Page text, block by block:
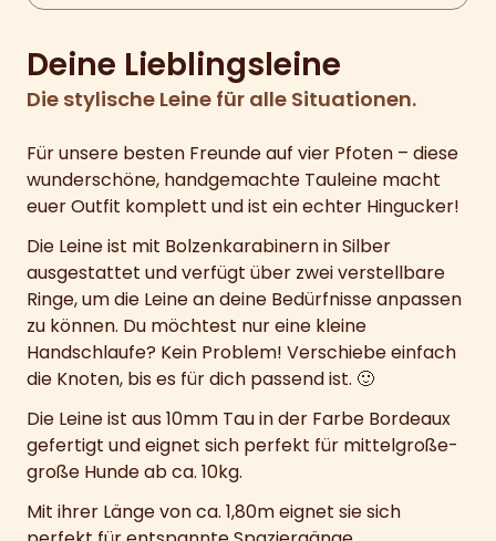
Deine Lieblingsleine
Die stylische Leine für alle Situationen.
Für unsere besten Freunde auf vier Pfoten – diese
wunderschöne, handgemachte Tauleine macht
euer Outfit komplett und ist ein echter Hingucker!
Die Leine ist mit Bolzenkarabinern in Silber
ausgestattet und verfügt über zwei verstellbare
Ringe, um die Leine an deine Bedürfnisse anpassen
zu können. Du möchtest nur eine kleine
Handschlaufe? Kein Problem! Verschiebe einfach
die Knoten, bis es für dich passend ist. 🙂
Die Leine ist aus 10mm Tau in der Farbe Bordeaux
gefertigt und eignet sich perfekt für mittelgroße-
große Hunde ab ca. 10kg.
Mit ihrer Länge von ca. 1,80m eignet sie sich